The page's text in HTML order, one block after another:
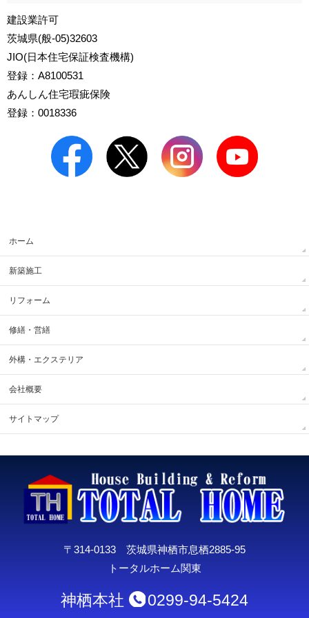
建設業許可
茨城県(般-05)32603
JIO(日本住宅保証検査機構)
登録：A8100531
あんしん住宅瑕疵保険
登録：0018336
ホーム
新築施工
リフォーム
修繕・営繕
外構・エクステリア
会社概要
サイトマップ
〒314-0133 茨城県神栖市息栖2885-95
トータルホーム関東
神栖本社 0299-94-5424